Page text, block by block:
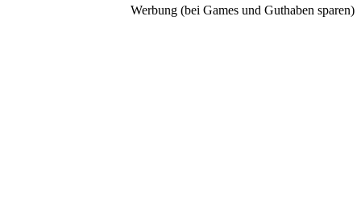
Werbung (bei Games und Guthaben sparen)